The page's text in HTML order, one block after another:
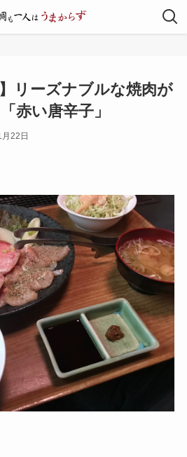
】リーズナブルな焼肉が
赤い唐辛子」
22日